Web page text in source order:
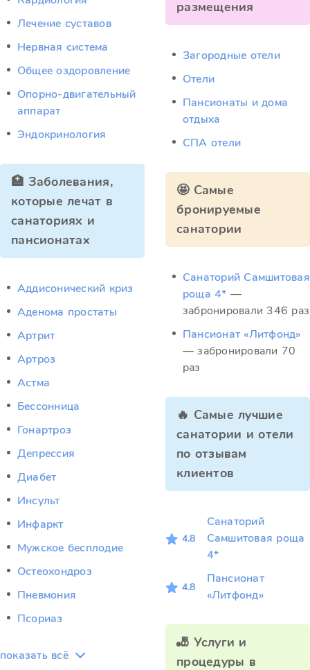
Лечение суставов
Нервная система
Общее оздоровление
Опорно-двигательный
аппарат
Эндокринология
🏥 Заболевания,
которые лечат в
санаториях и
пансионатах
Аддисонический криз
Аденома простаты
Артрит
Артроз
Астма
Бессонница
Гонартроз
Депрессия
Диабет
Инсульт
Инфаркт
Мужское бесплодие
Остеохондроз
Пневмония
Псориаз
показать всё
размещения
Загородные отели
Отели
Пансионаты и дома
отдыха
СПА отели
🤩 Самые
бронируемые
санатории
Санаторий Самшитовая
роща 4* —
забронировали 346 раз
Пансионат «Литфонд»
— забронировали 70
раз
🔥 Самые лучшие
санатории и отели
по отзывам
клиентов
4.8
Санаторий
Самшитовая роща
4*
4.8
Пансионат
«Литфонд»
🎳 Услуги и
процедуры в